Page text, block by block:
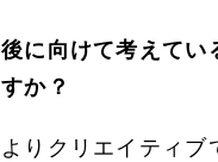
に向けて考えてい
か？
りクリエイティブ